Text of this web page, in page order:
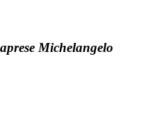
Michelangelo